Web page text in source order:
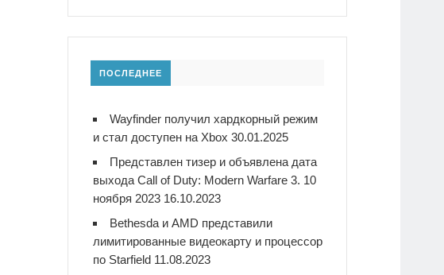
ПОСЛЕДНЕЕ
Wayfinder получил хардкорный режим
и стал доступен на Xbox 30.01.2025
Представлен тизер и объявлена дата
выхода Call of Duty: Modern Warfare 3. 10
ноября 2023 16.10.2023
Bethesda и AMD представили
лимитированные видеокарту и процессор
по Starfield 11.08.2023